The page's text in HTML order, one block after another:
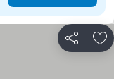
Sdílet